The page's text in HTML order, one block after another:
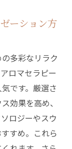
き
影響
まれた贅沢
の特色
テ選び
果
ーション方
多彩なリラク
ロマセラピー
です。厳選さ
効果を高め、
ロジーやスウ
すめ。これら